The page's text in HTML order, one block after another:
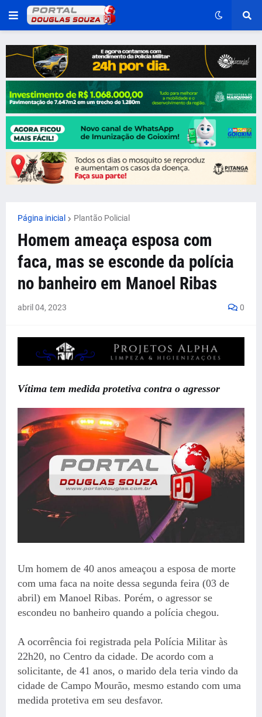
Página inicial Plantão Policial
Homem ameaça esposa com
faca, mas se esconde da polícia
no banheiro em Manoel Ribas
abril 04, 2023 0
Vítima tem medida protetiva contra o agressor
Um homem de 40 anos ameaçou a esposa de morte
com uma faca na noite dessa segunda feira (03 de
abril) em Manoel Ribas. Porém, o agressor se
escondeu no banheiro quando a polícia chegou.
A ocorrência foi registrada pela Polícia Militar às
22h20, no Centro da cidade. De acordo com a
solicitante, de 41 anos, o marido dela teria vindo da
cidade de Campo Mourão, mesmo estando com uma
medida protetiva em seu desfavor.